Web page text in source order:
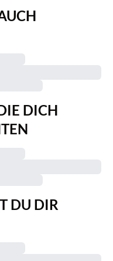
DICH
DU DIR